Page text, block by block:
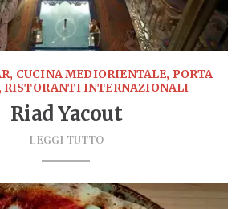
CUCINA MEDIORIENTALE, PORTA
RISTORANTI INTERNAZIONALI
Riad Yacout
LEGGI TUTTO